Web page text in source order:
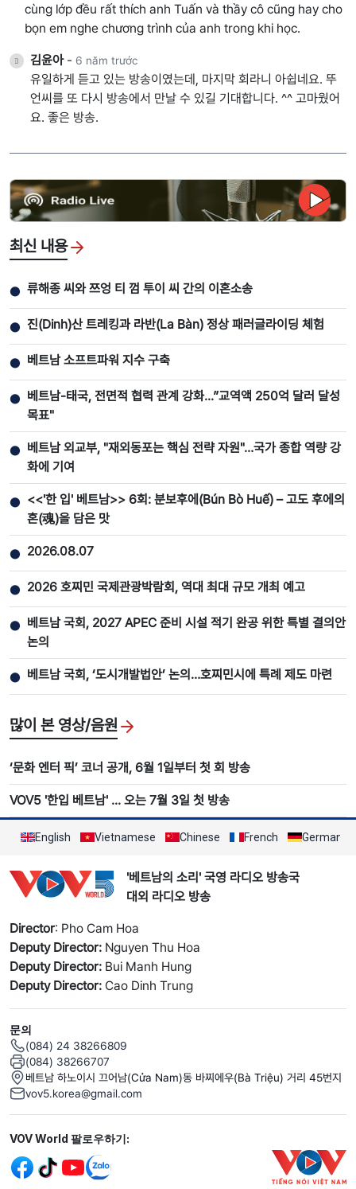
cùng lớp đều rất thích anh Tuấn và thầy cô cũng hay cho
bọn em nghe chương trình của anh trong khi học.
김윤아-6 năm trước
유일하게 듣고 있는 방송이였는데, 마지막 회라니 아쉽네요. 뚜
언씨를 또 다시 방송에서 만날 수 있길 기대합니다. ^^ 고마웠어
요. 좋은 방송.
최신 내용
● 류해종 씨와 쯔엉 티 껌 투이 씨 간의 이혼소송
● 진(Dinh)산 트레킹과 라반(La Bàn) 정상 패러글라이딩 체험
● 베트남 소프트파워 지수 구축
● 베트남-태국, 전면적 협력 관계 강화...”교역액 250억 달러 달성
목표"
● 베트남 외교부, "재외동포는 핵심 전략 자원"…국가 종합 역량 강
화에 기여
● <<'한 입' 베트남>> 6회: 분보후에(Bún Bò Huế) – 고도 후에의
혼(魂)을 담은 맛
● 2026.08.07
● 2026 호찌민 국제관광박람회, 역대 최대 규모 개최 예고
● 베트남 국회, 2027 APEC 준비 시설 적기 완공 위한 특별 결의안
논의
● 베트남 국회, ‘도시개발법안’ 논의…호찌민시에 특례 제도 마련
많이 본 영상/음원
‘문화 엔터 픽’ 코너 공개, 6월 1일부터 첫 회 방송
VOV5 '한입 베트남' ... 오는 7월 3일 첫 방송
English Vietnamese Chinese French German
'베트남의 소리' 국영 라디오 방송국
대외 라디오 방송
Director: Pho Cam Hoa
Deputy Director: Nguyen Thu Hoa
Deputy Director: Bui Manh Hung
Deputy Director: Cao Dinh Trung
문의
(084) 24 38266809
(084) 38266707
베트남 하노이시 끄어남(Cửa Nam)동 바찌에우(Bà Triệu) 거리 45번지
vov5.korea@gmail.com
Mạng xã hội
VOV World 팔로우하기: